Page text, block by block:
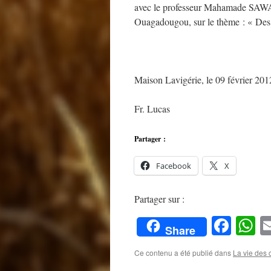
avec le professeur Mahamade
Ouagadougou, sur le thème : «
Maison Lavigérie, le 09 février
Fr. Lucas
Partager :
Facebook X
Partager sur :
Share
Ce contenu a été publié dans La vie des